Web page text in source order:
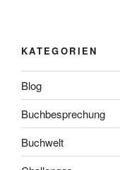
KATEGORIEN
Blog
Buchbesprechung
Buchwelt